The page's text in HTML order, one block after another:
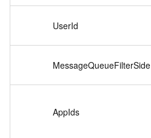
UserId
MessageQueueFilterSide
AppIds